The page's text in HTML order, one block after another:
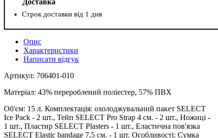
Доставка
Строк доставки від 1 дня
Опис
Характеристики
Написати відгук
Артикул: 706401-010
Матеріал: 43% перероблений поліестер, 57% ПВХ
Об'єм: 15 л. Комплектація: охолоджувальний пакет SELECT
Ice Pack - 2 шт., Тейп SELECT Pro Strap 4 см. - 2 шт., Ножиці -
1 шт., Пластир SELECT Plasters - 1 шт., Еластична пов'язка
SELECT Elastic bandage 7,5 см. - 1 шт. Особливості: Сумка